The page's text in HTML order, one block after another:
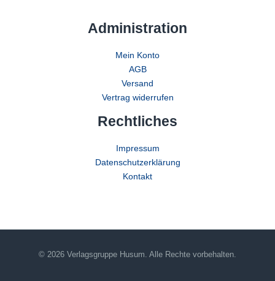
Administration
Mein Konto
AGB
Versand
Vertrag widerrufen
Rechtliches
Impressum
Datenschutzerklärung
Kontakt
© 2026 Verlagsgruppe Husum. Alle Rechte vorbehalten.